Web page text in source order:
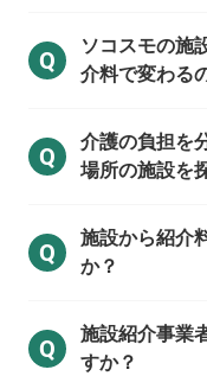
Q
ソコスモの施
介料で変わる
Q
介護の負担を
場所の施設を
Q
施設から紹介
か？
Q
施設紹介事業
すか？